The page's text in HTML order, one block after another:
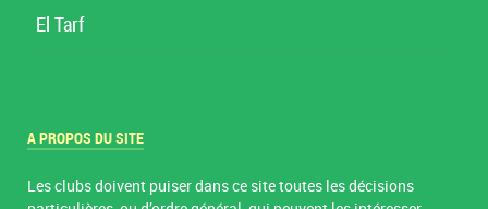
El Tarf
A PROPOS DU SITE
Les clubs doivent puiser dans ce site toutes les décisions